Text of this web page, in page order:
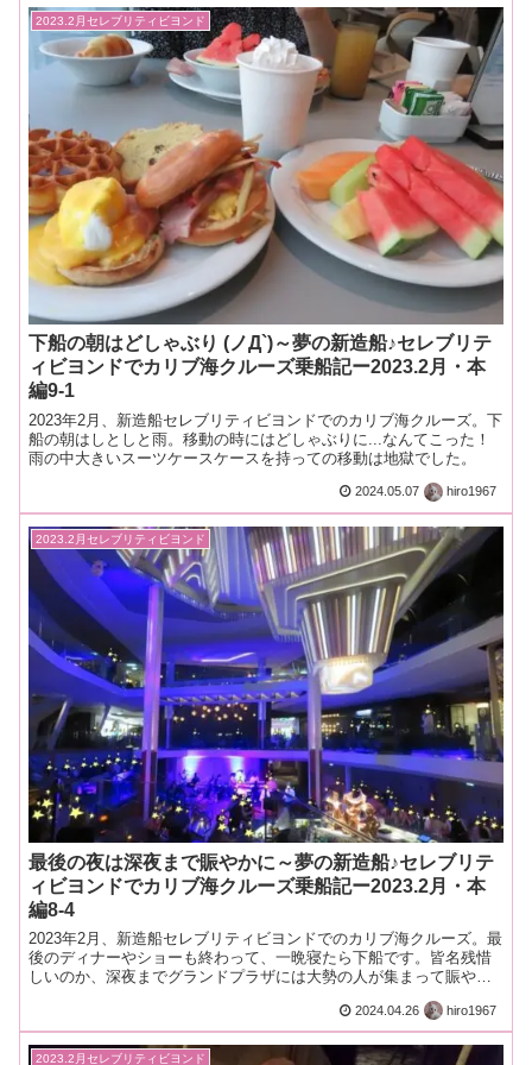
2023.2月セレブリティビヨンド
下船の朝はどしゃぶり (ノД`)～夢の新造船♪セレブリテ
ィビヨンドでカリブ海クルーズ乗船記ー2023.2月・本
編9-1
2023年2月、新造船セレブリティビヨンドでのカリブ海クルーズ。下
船の朝はしとしと雨。移動の時にはどしゃぶりに...なんてこった！
雨の中大きいスーツケースケースを持っての移動は地獄でした。
2024.05.07 hiro1967
2023.2月セレブリティビヨンド
最後の夜は深夜まで賑やかに～夢の新造船♪セレブリテ
ィビヨンドでカリブ海クルーズ乗船記ー2023.2月・本
編8-4
2023年2月、新造船セレブリティビヨンドでのカリブ海クルーズ。最
後のディナーやショーも終わって、一晩寝たら下船です。皆名残惜
しいのか、深夜までグランドプラザには大勢の人が集まって賑やか
2024.04.26 hiro1967
2023.2月セレブリティビヨンド